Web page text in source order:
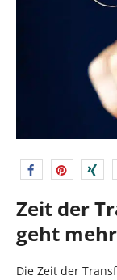
Zeit der
geht
Die Zeit der